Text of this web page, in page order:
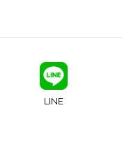
LINE